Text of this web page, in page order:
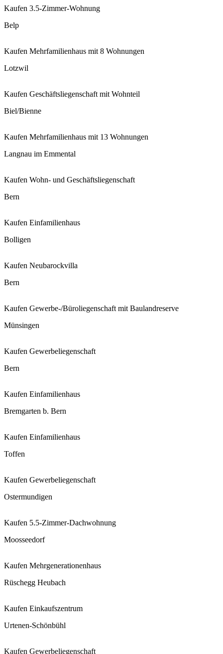
Kaufen 3.5-Zimmer-Wohnung
Belp
Kaufen Mehrfamilienhaus mit 8 Wohnungen
Lotzwil
Kaufen Geschäftsliegenschaft mit Wohnteil
Biel/Bienne
Kaufen Mehrfamilienhaus mit 13 Wohnungen
Langnau im Emmental
Kaufen Wohn- und Geschäftsliegenschaft
Bern
Kaufen Einfamilienhaus
Bolligen
Kaufen Neubarockvilla
Bern
Kaufen Gewerbe-/Büroliegenschaft mit Baulandreserve
Münsingen
Kaufen Gewerbeliegenschaft
Bern
Kaufen Einfamilienhaus
Bremgarten b. Bern
Kaufen Einfamilienhaus
Toffen
Kaufen Gewerbeliegenschaft
Ostermundigen
Kaufen 5.5-Zimmer-Dachwohnung
Moosseedorf
Kaufen Mehrgenerationenhaus
Rüschegg Heubach
Kaufen Einkaufszentrum
Urtenen-Schönbühl
Kaufen Gewerbeliegenschaft